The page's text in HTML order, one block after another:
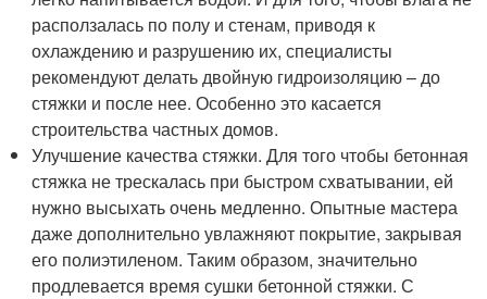
расползалась по полу и стенам, приводя к
охлаждению и разрушению их, специалисты
рекомендуют делать двойную гидроизоляцию – до
стяжки и после нее. Особенно это касается
строительства частных домов.
Улучшение качества стяжки. Для того чтобы бетонная
стяжка не трескалась при быстром схватывании, ей
нужно высыхать очень медленно. Опытные мастера
даже дополнительно увлажняют покрытие, закрывая
его полиэтиленом. Таким образом, значительно
продлевается время сушки бетонной стяжки. С